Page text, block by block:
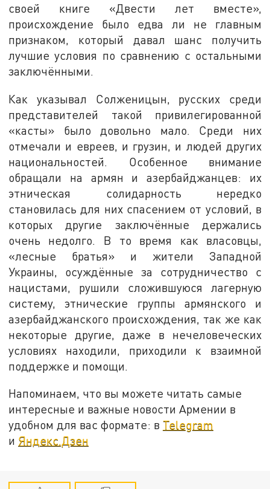
своей книге «Двести лет вместе»,
происхождение было едва ли не главным
признаком, который давал шанс получить
лучшие условия по сравнению с остальными
заключёнными.
Как указывал Солженицын, русских среди
представителей такой привилегированной
«касты» было довольно мало. Среди них
отмечали и евреев, и грузин, и людей других
национальностей. Особенное внимание
обращали на армян и азербайджанцев: их
этническая солидарность нередко
становилась для них спасением от условий, в
которых другие заключённые держались
очень недолго. В то время как власовцы,
«лесные братья» и жители Западной
Украины, осуждённые за сотрудничество с
нацистами, рушили сложившуюся лагерную
систему, этнические группы армянского и
азербайджанского происхождения, так же как
некоторые другие, даже в нечеловеческих
условиях находили, приходили к взаимной
поддержке и помощи.
Напоминаем, что вы можете читать самые
интересные и важные новости Армении в
удобном для вас формате: в Telegram
и Яндекс.Дзен